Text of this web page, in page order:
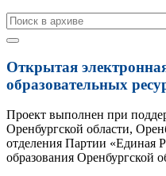
Открытая
образовательных
Проект выполнен при
Оренбургской области,
отделения Партии «Единая
образования Оренбургской